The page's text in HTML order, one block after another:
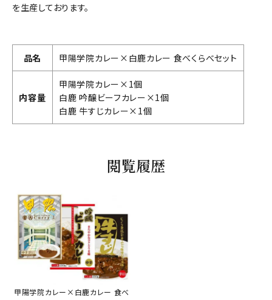
を生産しております。
品名 甲陽学院カレー×白鹿カレー 食べくらべセット
内容量
甲陽学院カレー×1個
白鹿 吟醸ビーフカレー×1個
白鹿 牛すじカレー×1個
閲覧履歴
甲陽学院カレー×白鹿カレー 食べ